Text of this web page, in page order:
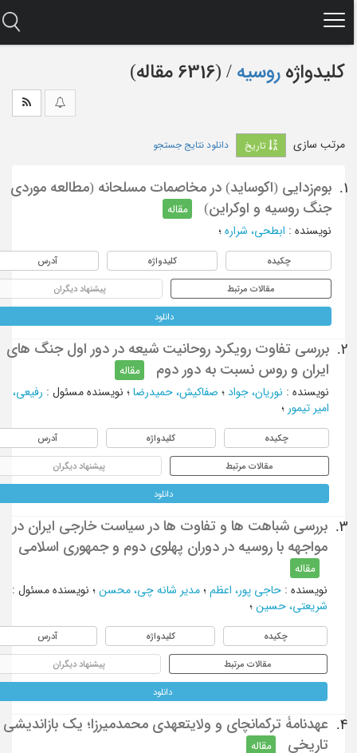
کلیدواژه روسیه ‏/ (6316 مقاله)
مرتب سازی تاریخ دانلود نتایج جستجو
1.
بوم‌زدایی (اکوساید) در مخاصمات مسلحانه (مطالعه موردی
جنگ روسیه و اوکراین)
مقاله
نویسنده: ابطحی، شراره؛
چکیده کلیدواژه آدرس
مقالات مرتبط پیشنهاد دیگران
دانلود
2.
بررسی تفاوت رویکرد روحانیت شیعه در دور اول جنگ های
ایران و روس نسبت به دور دوم
مقاله
نویسنده: نوریان، جواد؛ صفاکیش، حمیدرضا؛ نویسنده مسئول : رفیعی،
امیر تیمور؛
چکیده کلیدواژه آدرس
مقالات مرتبط پیشنهاد دیگران
دانلود
3.
بررسی شباهت ها و تفاوت ها در سیاست خارجی ایران در
مواجهه با روسیه در دوران پهلوی دوم و جمهوری اسلامی
مقاله
نویسنده: حاجی پور، اعظم؛ مدیر شانه چی، محسن؛ نویسنده مسئول :
شریعتی، حسین؛
چکیده کلیدواژه آدرس
مقالات مرتبط پیشنهاد دیگران
دانلود
4.
عهدنامۀ ترکمانچای و ولایتعهدی محمد‌میرزا؛ یک بازاندیشی
تاریخی
مقاله